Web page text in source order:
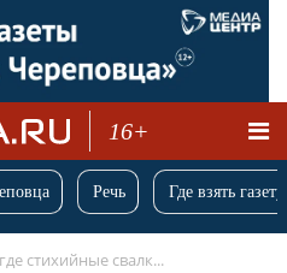
16+
Речь Где взять
стихийные свалк...